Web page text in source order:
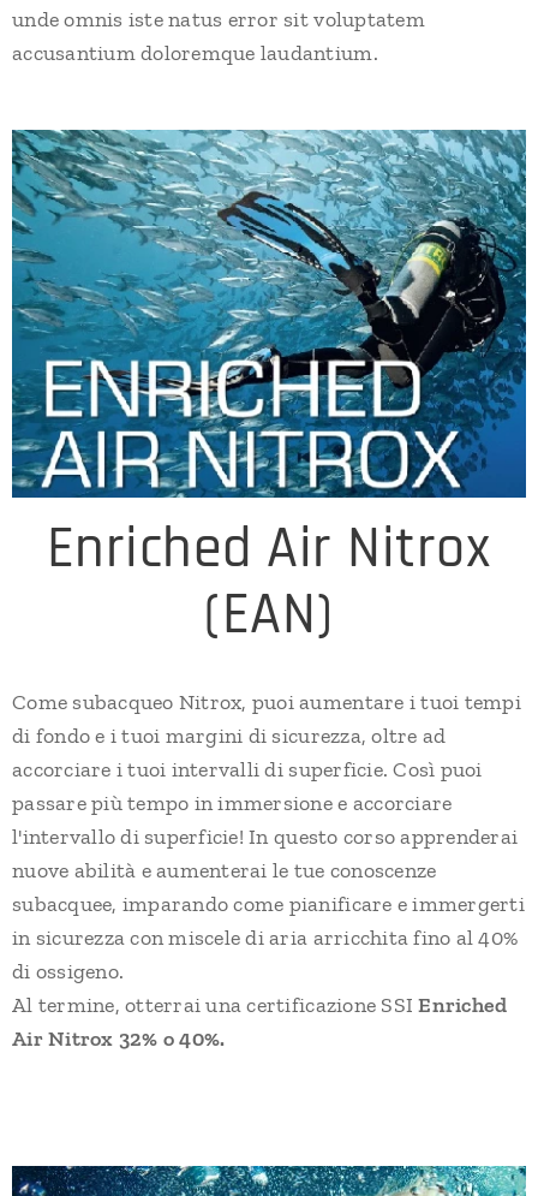
unde omnis iste natus error sit voluptatem
accusantium doloremque laudantium.
Enriched Air Nitrox
(EAN)
Come subacqueo Nitrox, puoi aumentare i tuoi tempi
di fondo e i tuoi margini di sicurezza, oltre ad
accorciare i tuoi intervalli di superficie. Così puoi
passare più tempo in immersione e accorciare
l'intervallo di superficie! In questo corso apprenderai
nuove abilità e aumenterai le tue conoscenze
subacquee, imparando come pianificare e immergerti
in sicurezza con miscele di aria arricchita fino al 40%
di ossigeno.
Al termine, otterrai una certificazione SSIEnriched
Air Nitrox 32% o 40%.